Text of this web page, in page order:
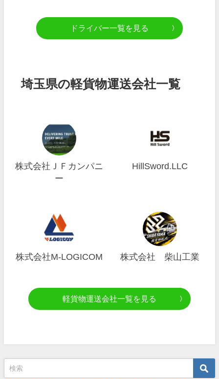
ドライバー一覧を見る
埼玉県の軽貨物運送会社一覧
株式会社ＪＦカンパニ
ー
HillSword.LLC
株式会社M-LOGICOM 株式会社 柴山工業
軽貨物運送会社一覧を見る